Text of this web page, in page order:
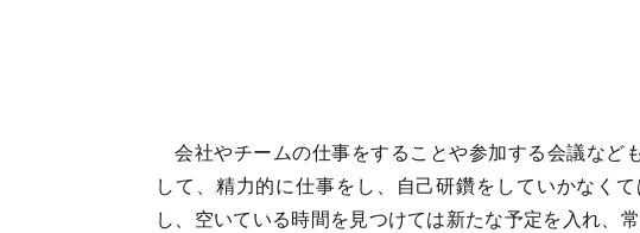
会社やチームの仕事をすることや参加する会議など
して、精力的に仕事をし、自己研鑽をしていかなく
し、空いている時間を見つけては新たな予定を入れ、